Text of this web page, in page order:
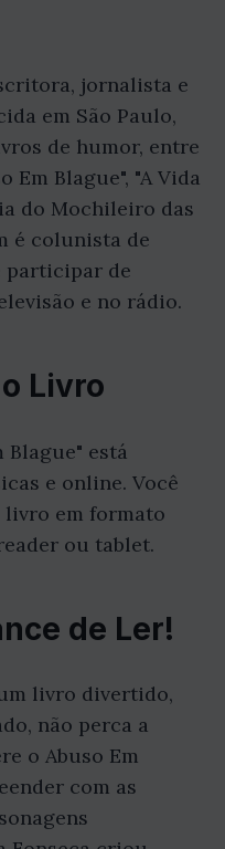
jornalista e
em São Paulo,
de humor, entre
Em Blague", "A Vida
do Mochileiro das
é colunista de
participar de
e no rádio.
Livro
Blague" está
e online. Você
livro em formato
ou tablet.
de Ler!
livro divertido,
não perca a
o Abuso Em
com as